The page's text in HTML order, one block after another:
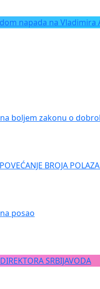
napada na
boljem zakonu o
BROJA
posao
SRBIJAVODA